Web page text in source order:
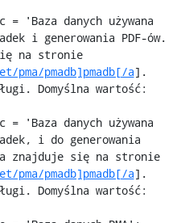
pmadb]pmadb[/a].
Domyślna wartość:
= 'Baza danych używana
i do generowania
znajduje się na stronie
pmadb]pmadb[/a].
Domyślna wartość: